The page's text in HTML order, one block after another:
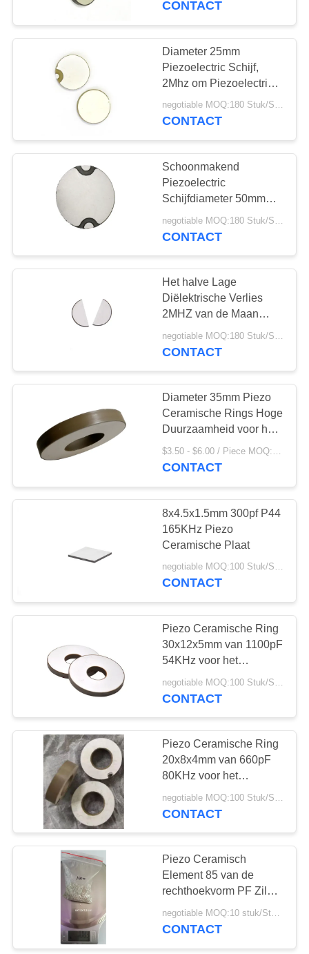
CONTACT
Diameter 25mm
Piezoelectric Schijf,
2Mhz om Piezoelectric
Ceramische Plaat
negotiable MOQ:180 Stuk/Stukken
CONTACT
Schoonmakend
Piezoelectric
Schijfdiameter 50mm
44KHz snak Levensduur
CONTACT
Het halve Lage
Diëlektrische Verlies
2MHZ van de Maan
Piezoelectric
Ceramische Plaat voor
negotiable MOQ:180 Stuk/Stukken
CONTACT
Diameter 35mm Piezo
Ceramische Rings Hoge
Duurzaamheid voor het
Schoonmaken van
Omvormer
$3.50 - $6.00 / Piece MOQ:100 Stuk/Stukken
CONTACT
8x4.5x1.5mm 300pf P44
165KHz Piezo
Ceramische Plaat
negotiable MOQ:100 Stuk/Stukken
CONTACT
Piezo Ceramische Ring
30x12x5mm van 1100pF
54KHz voor het
Schoonmaken van
Omvormer
CONTACT
Piezo Ceramische Ring
20x8x4mm van 660pF
80KHz voor het
Schoonmaken van
Omvormer
CONTACT
Piezo Ceramisch
Element 85 van de
rechthoekvorm PF Zilver
voor Transductie
negotiable MOQ:10 stuk/Stukken
CONTACT